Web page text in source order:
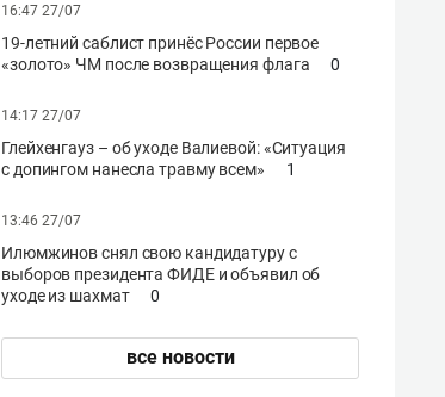
16:47 27/07
19-летний саблист принёс России первое
«золото» ЧМ после возвращения флага
0
14:17 27/07
Глейхенгауз – об уходе Валиевой: «Ситуация
с допингом нанесла травму всем»
1
13:46 27/07
Илюмжинов снял свою кандидатуру с
выборов президента ФИДЕ и объявил об
уходе из шахмат
0
все новости